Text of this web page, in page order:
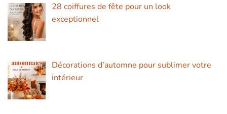
28 coiffures de fête pour un look
exceptionnel
Décorations d’automne pour sublimer votre
intérieur